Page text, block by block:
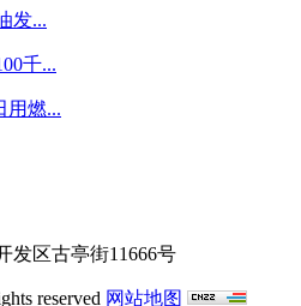
发...
千...
用燃...
发区古亭街11666号
reserved 网站地图